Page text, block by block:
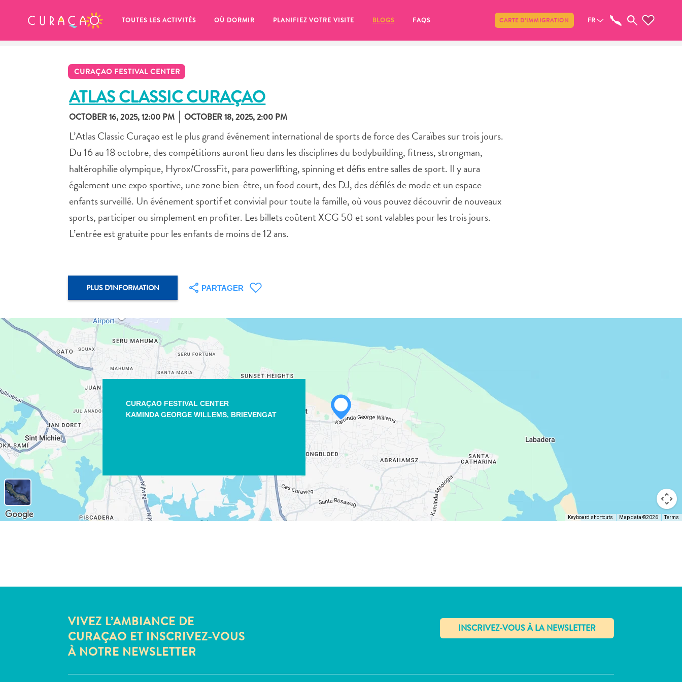
TOUTES LES ACTIVITÉS OÙ DORMIR PLANIFIEZ VOTRE VISITE BLOGS FAQS CARTE D’IMMIGRATION FR
CURAÇAO FESTIVAL CENTER
ATLAS CLASSIC CURAÇAO
OCTOBER 16, 2025, 12:00 PM OCTOBER 18, 2025, 2:00 PM
L’Atlas Classic Curaçao est le plus grand événement international de sports de force des Caraïbes sur trois jours.
Du 16 au 18 octobre, des compétitions auront lieu dans les disciplines du bodybuilding, fitness, strongman,
haltérophilie olympique, Hyrox/CrossFit, para powerlifting, spinning et défis entre salles de sport. Il y aura
également une expo sportive, une zone bien-être, un food court, des DJ, des défilés de mode et un espace
enfants surveillé. Un événement sportif et convivial pour toute la famille, où vous pouvez découvrir de nouveaux
sports, participer ou simplement en profiter. Les billets coûtent XCG 50 et sont valables pour les trois jours.
L’entrée est gratuite pour les enfants de moins de 12 ans.
PLUS D'INFORMATION PARTAGER
WHATSAPP
COURRIEL
COPIER LE LIEN
CURAÇAO FESTIVAL CENTER
KAMINDA GEORGE WILLEMS, BRIEVENGAT
Keyboard shortcuts Map data ©2026 Terms
VIVEZ L’AMBIANCE DE
CURAÇAO ET INSCRIVEZ-VOUS
À NOTRE NEWSLETTER
✕
MES FAVORIS Partager
of your favorite places to stay yet.
Chaque fois que vous souhaitez enregistrer quelque chose pour plus tard, assurez-vous de cliquer sur le
COPIER LE LIEN